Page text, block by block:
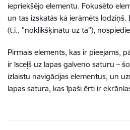
iepriekšējo elementu. Fokusēto
un tas izskatās kā ierāmēts
(t.i., "noklikšķinātu uz tā"),
Pirmais elements, kas ir pieejams,
ir īsceļš uz lapas galveno saturu –
izlaistu navigācijas elementus, un
lapas satura, kas īpaši ērti ir